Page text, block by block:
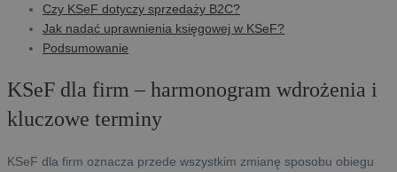
Czy KSeF dotyczy sprzedaży B2C?
Jak nadać uprawnienia księgowej w KSeF?
Podsumowanie
KSeF dla firm – harmonogram wdrożenia i
kluczowe terminy
KSeF dla firm oznacza przede wszystkim zmianę sposobu obiegu